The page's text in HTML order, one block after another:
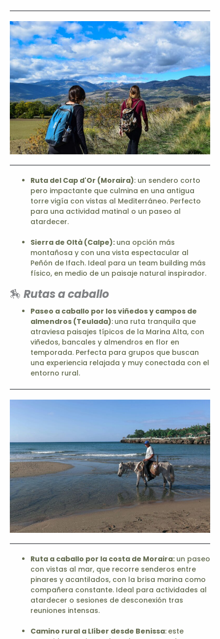
Ruta del Cap d'Or (Moraira): un sendero corto
pero impactante que culmina en una antigua
torre vigía con vistas al Mediterráneo. Perfecto
para una actividad matinal o un paseo al
atardecer.
Sierra de Oltà (Calpe): una opción más
montañosa y con una vista espectacular al
Peñón de Ifach. Ideal para un team building más
físico, en medio de un paisaje natural inspirador.
🏇 Rutas a caballo
Paseo a caballo por los viñedos y campos de
almendros (Teulada): una ruta tranquila que
atraviesa paisajes típicos de la Marina Alta, con
viñedos, bancales y almendros en flor en
temporada. Perfecta para grupos que buscan
una experiencia relajada y muy conectada con el
entorno rural.
Ruta a caballo por la costa de Moraira: un paseo
con vistas al mar, que recorre senderos entre
pinares y acantilados, con la brisa marina como
compañera constante. Ideal para actividades al
atardecer o sesiones de desconexión tras
reuniones intensas.
Camino rural a Llíber desde Benissa: este